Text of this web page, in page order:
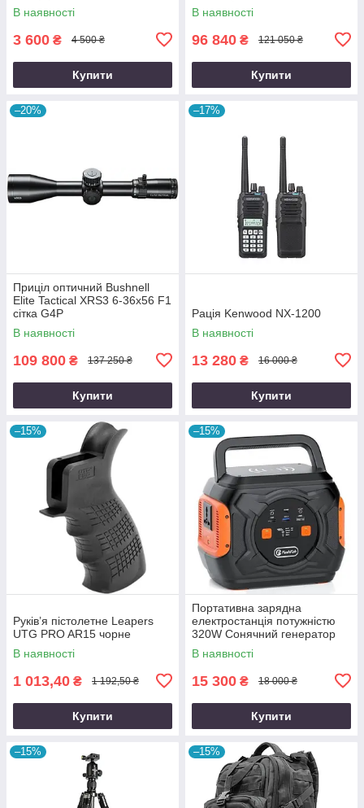
В наявності
3 600 ₴ 4 500 ₴
Купити
В наявності
96 840 ₴ 121 050 ₴
Купити
–20%
Приціл оптичний Bushnell
Elite Tactical XRS3 6-36x56 F1
сітка G4P
В наявності
109 800 ₴ 137 250 ₴
Купити
–17%
Рація Kenwood NX-1200
В наявності
13 280 ₴ 16 000 ₴
Купити
–15%
Руків’я пістолетне Leapers
UTG PRO AR15 чорне
В наявності
1 013,40 ₴ 1 192,50 ₴
Купити
–15%
Портативна зарядна
електростанція потужністю
320W Сонячний генератор
FlashFish місткістю 292Wh
800000mAh
В наявності
15 300 ₴ 18 000 ₴
Купити
–15% –15%